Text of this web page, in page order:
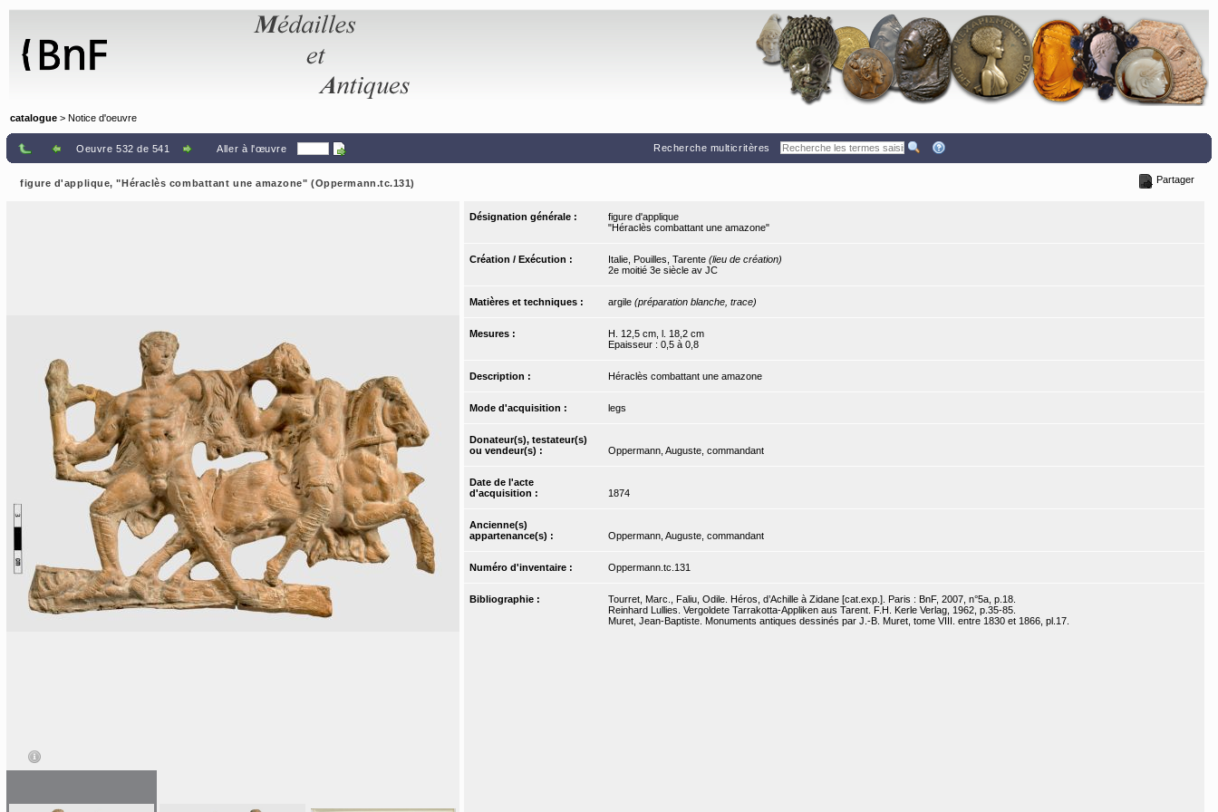
catalogue > Notice d'oeuvre
Oeuvre 532 de 541 Aller à l'œuvre Recherche multicritères
figure d'applique, "Héraclès combattant une amazone" (Oppermann.tc.131) Partager
Désignation générale :
figure d'applique
"Héraclès combattant une amazone"
Création / Exécution : Italie, Pouilles, Tarente (lieu de création)
2e moitié 3e siècle av JC
Matières et techniques : argile (préparation blanche, trace)
Mesures :
H. 12,5 cm, l. 18,2 cm
Epaisseur : 0,5 à 0,8
Description : Héraclès combattant une amazone
Mode d'acquisition : legs
Donateur(s), testateur(s)
ou vendeur(s) :
Oppermann, Auguste, commandant
Date de l'acte
d'acquisition :
1874
Ancienne(s)
appartenance(s) :
Oppermann, Auguste, commandant
Numéro d'inventaire : Oppermann.tc.131
Bibliographie :
Tourret, Marc., Faliu, Odile. Héros, d’Achille à Zidane [cat.exp.]. Paris : BnF, 2007, n°5a, p.18.
Reinhard Lullies. Vergoldete Tarrakotta-Appliken aus Tarent. F.H. Kerle Verlag, 1962, p.35-85.
Muret, Jean-Baptiste. Monuments antiques dessinés par J.-B. Muret, tome VIII. entre 1830 et 1866, pl.17.